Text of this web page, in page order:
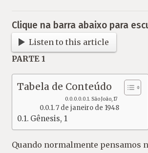
Clique na barra abaixo para
Listen to this article
PARTE 1
Tabela de Conteúdo
São João, 17
7 de janeiro de 1948
Gênesis, 1
Quando normalmente pensamos